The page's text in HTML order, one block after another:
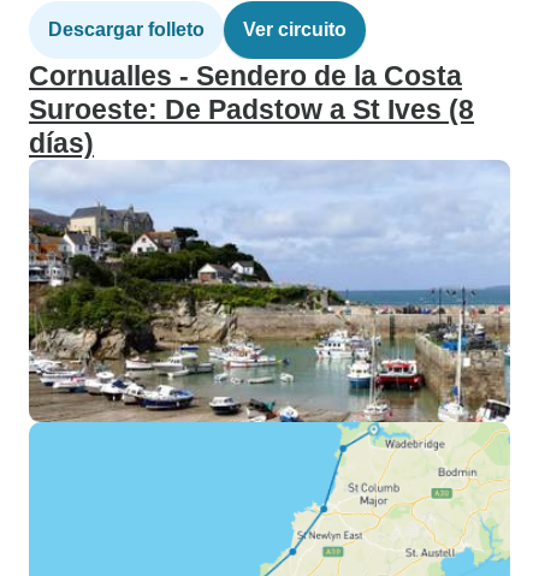
Descargar folleto Ver circuito
Cornualles - Sendero de la Costa
Suroeste: De Padstow a St Ives (8
días)